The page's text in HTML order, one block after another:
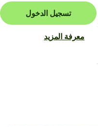
تسجيل الدخول
معرفة المزيد